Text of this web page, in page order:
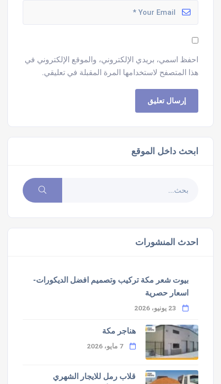
احفظ اسمي، بريدي الإلكتروني، والموقع الإلكتروني في
هذا المتصفح لاستخدامها المرة المقبلة في تعليقي.
ابحث داخل الموقع
احدث المنشورات
بيوت شعر مكة تركيب وتصميم افضل الديكورات-
اسعار حصرية
هناجر مكة
قلاب رمل للايجار الشهري